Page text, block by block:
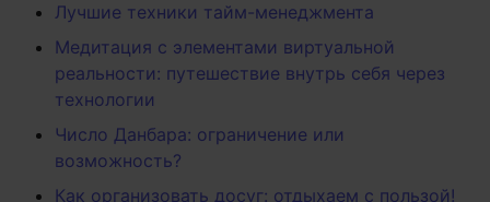
Лучшие техники тайм-менеджмента
Медитация с элементами виртуальной
реальности: путешествие внутрь себя через
технологии
Число Данбара: ограничение или
возможность?
Как организовать досуг: отдыхаем с пользой!